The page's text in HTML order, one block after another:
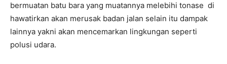
bermuatan batu bara yang muatannya melebihi tonase di
hawatirkan akan merusak badan jalan selain itu dampak
lainnya yakni akan mencemarkan lingkungan seperti
polusi udara.